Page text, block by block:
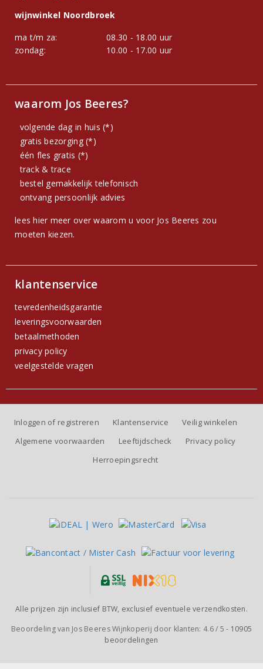
wijnwinkel Noordbroek
ma t/m za:
08.30 - 18.00 uur
zondag:
10.00 - 17.00 uur
waarom Jos Beeres?
volgende dag in huis (*)
gratis bezorging (*)
één fles gratis (*)
track & trace
bestel gemakkelijk telefonisch
ontvang persoonlijk advies
lees hier meer over waarom u voor Jos Beeres zou
moeten kiezen.
klantenservice
tevredenheidsgarantie
leveringsvoorwaarden
betaalmethoden
privacy policy
veelgestelde vragen
Inloggen of registreren Klantenservice
Veilig winkelen
Algemene voorwaarden
Leeftijdscheck
Privacy policy
Herroepingsrecht
Alle prijzen zijn inclusief BTW, exclusief eventuele verzendkosten.
Beoordeling van Jos Beeres Wijnkoperij door klanten: 4.6/ 5 - 10905
beoordelingen